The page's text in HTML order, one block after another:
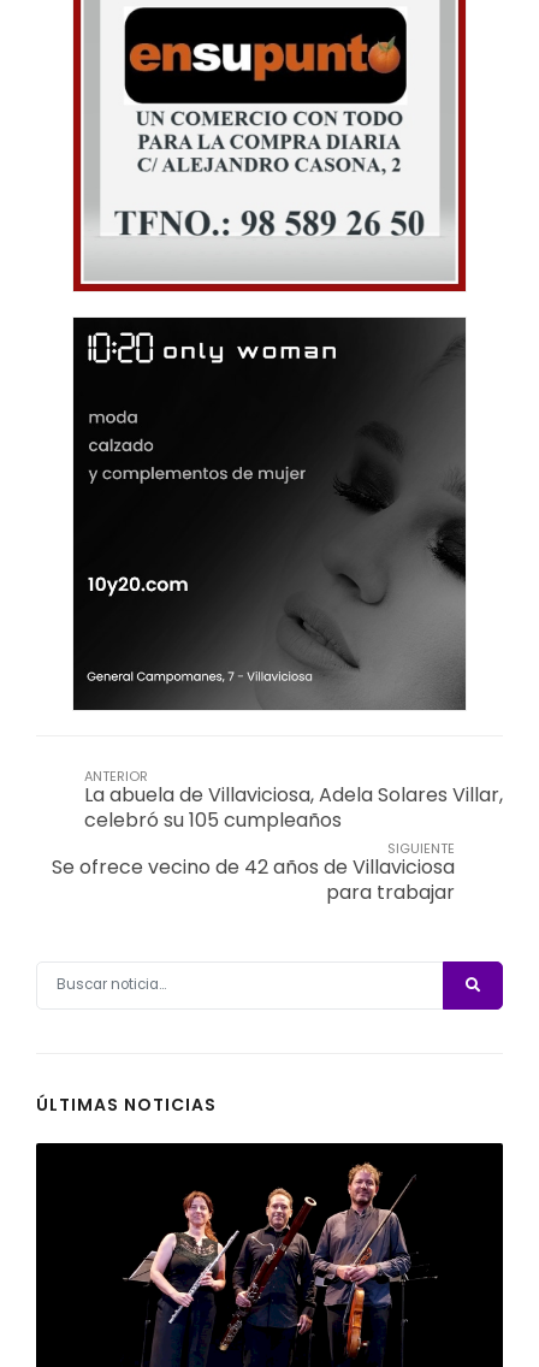
ANTERIOR
La abuela de Villaviciosa, Adela Solares Villar,
celebró su 105 cumpleaños
SIGUIENTE
Se ofrece vecino de 42 años de Villaviciosa
para trabajar
ÚLTIMAS NOTICIAS